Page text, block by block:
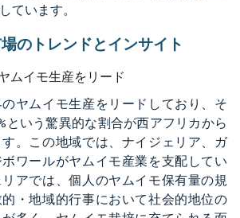
ています。
のトレンドとインサイト
ムイモ生産をリード
ヤムイモ生産をリードしており、そ
という驚異的な割合が西アフリカから
。この地域では、ナイジェリア、ガ
ワールがヤムイモ産業を支配してい
アでは、個人のヤムイモ保有量の規
・地域的行事において社会的地位の